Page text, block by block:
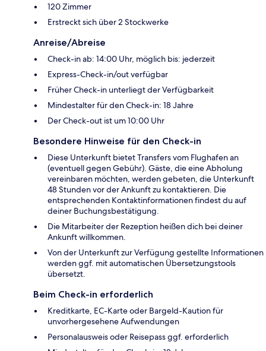
120 Zimmer
Erstreckt sich über 2 Stockwerke
Anreise/Abreise
Check-in ab: 14:00 Uhr, möglich bis: jederzeit
Express-Check-in/out verfügbar
Früher Check-in unterliegt der Verfügbarkeit
Mindestalter für den Check-in: 18 Jahre
Der Check-out ist um 10:00 Uhr
Besondere Hinweise für den Check-in
Diese Unterkunft bietet Transfers vom Flughafen an
(eventuell gegen Gebühr). Gäste, die eine Abholung
vereinbaren möchten, werden gebeten, die Unterkunft
48 Stunden vor der Ankunft zu kontaktieren. Die
entsprechenden Kontaktinformationen findest du auf
deiner Buchungsbestätigung.
Die Mitarbeiter der Rezeption heißen dich bei deiner
Ankunft willkommen.
Von der Unterkunft zur Verfügung gestellte Informationen
werden ggf. mit automatischen Übersetzungstools
übersetzt.
Beim Check-in erforderlich
Kreditkarte, EC-Karte oder Bargeld-Kaution für
unvorhergesehene Aufwendungen
Personalausweis oder Reisepass ggf. erforderlich